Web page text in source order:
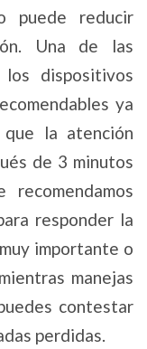
puede reducir
Una de las
dispositivos
ya
que la atención
de 3 minutos
responder la
importante o
manejas
contestar
perdidas.